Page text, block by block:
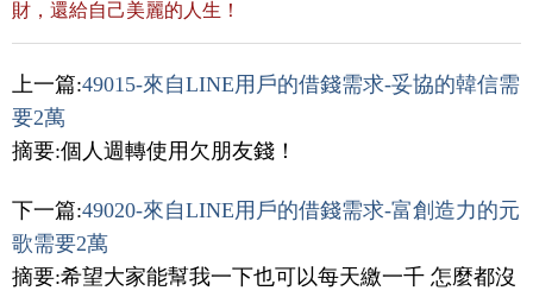
財，還給自己美麗的人生！
上一篇:49015-來自LINE用戶的借錢需求-妥協的韓信需
要2萬
摘要:個人週轉使用欠朋友錢！
下一篇:49020-來自LINE用戶的借錢需求-富創造力的元
歌需要2萬
摘要:希望大家能幫我一下也可以每天繳一千 怎麼都沒